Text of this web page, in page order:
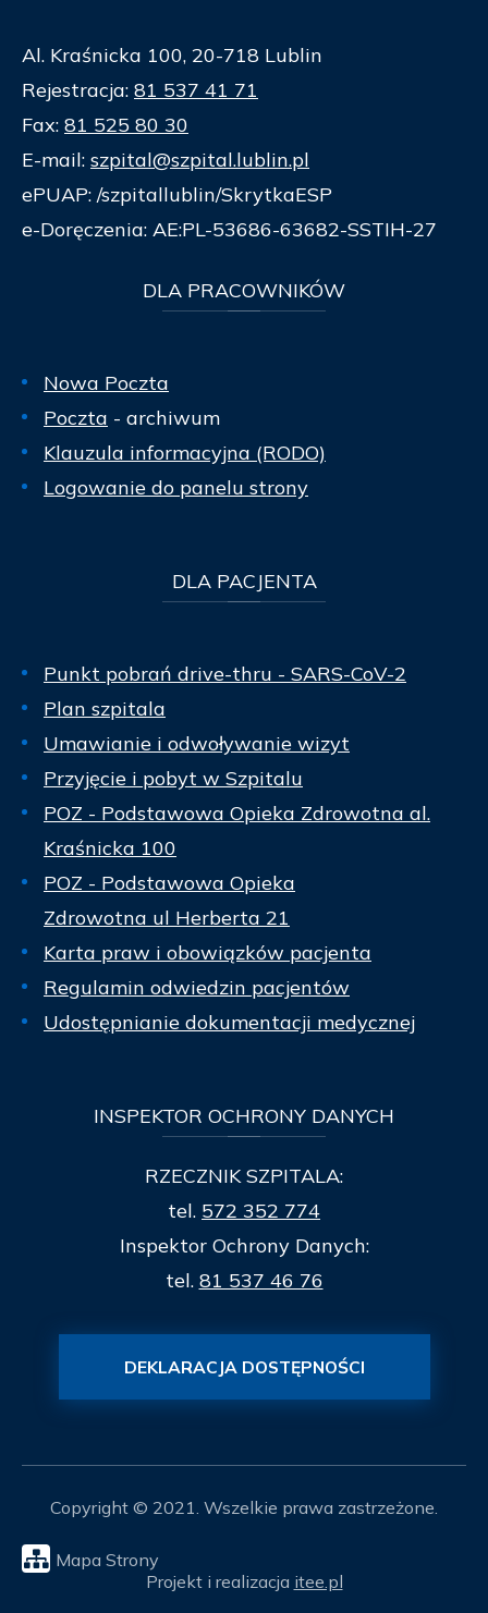
Al. Kraśnicka 100, 20-718 Lublin
Rejestracja: 81 537 41 71
Fax: 81 525 80 30
E-mail: szpital@szpital.lublin.pl
ePUAP: /szpitallublin/SkrytkaESP
e-Doręczenia: AE:PL-53686-63682-SSTIH-27
DLA PRACOWNIKÓW
Nowa Poczta
Poczta - archiwum
Klauzula informacyjna (RODO)
Logowanie do panelu strony
DLAPACJENTA
Punkt pobrań drive-thru - SARS-CoV-2
Plan szpitala
Umawianie i odwoływanie wizyt
Przyjęcie i pobyt w Szpitalu
POZ - Podstawowa Opieka Zdrowotna al.
Kraśnicka 100
POZ - Podstawowa Opieka
Zdrowotna ul Herberta 21
Karta praw i obowiązków pacjenta
Regulamin odwiedzin pacjentów
Udostępnianie dokumentacji medycznej
INSPEKTOR OCHRONY DANYCH
RZECZNIK SZPITALA:
tel. 572 352 774
Inspektor Ochrony Danych:
tel. 81 537 46 76
DEKLARACJA DOSTĘPNOŚCI
Copyright © 2021. Wszelkie prawa zastrzeżone.
Mapa Strony
Projekt i realizacja itee.pl